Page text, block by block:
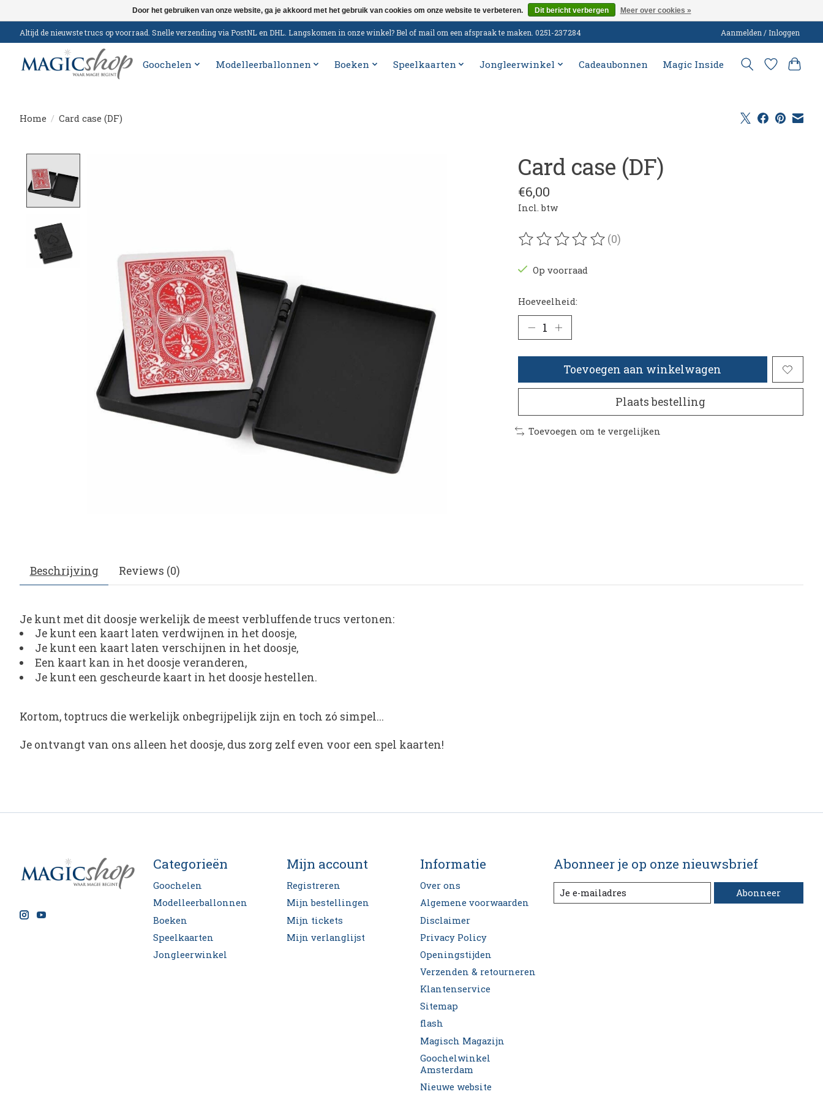
Altijd de nieuwste trucs op voorraad. Snelle verzending via PostNL en DHL. Langskomen in onze winkel? Bel of mail om een afspraak te maken. 0251-237284 Aanmelden / Inloggen
Goochelen Modelleerballonnen Boeken Speelkaarten Jongleerwinkel Cadeaubonnen Magic Inside
Home / Card case (DF)
Card case (DF)
€6,00
Incl. btw
De beoordeling van dit product is
(0)
Op voorraad
Hoeveelheid:
Toevoegen aan winkelwagen
Plaats bestelling
Toevoegen om te vergelijken
Beschrijving Reviews (0)
Je kunt met dit doosje werkelijk de meest verbluffende trucs vertonen:
Je kunt een kaart laten verdwijnen in het doosje,
Je kunt een kaart laten verschijnen in het doosje,
Een kaart kan in het doosje veranderen,
Je kunt een gescheurde kaart in het doosje hestellen.
Kortom, toptrucs die werkelijk onbegrijpelijk zijn en toch zó simpel...
Je ontvangt van ons alleen het doosje, dus zorg zelf even voor een spel kaarten!
Categorieën
Goochelen
Modelleerballonnen
Boeken
Speelkaarten
Jongleerwinkel
Mijn account
Registreren
Mijn bestellingen
Mijn tickets
Mijn verlanglijst
Informatie
Over ons
Algemene voorwaarden
Disclaimer
Privacy Policy
Openingstijden
Verzenden & retourneren
Klantenservice
Sitemap
flash
Magisch Magazijn
Goochelwinkel
Amsterdam
Nieuwe website
Abonneer je op onze nieuwsbrief
Abonneer
Door het gebruiken van onze website, ga je akkoord met het gebruik van cookies om onze website te verbeteren. Dit bericht verbergen Meer over cookies »